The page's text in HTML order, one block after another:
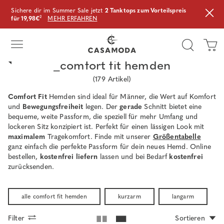
Sichere dir im Summer Sale jetzt 2 Tanktops zum Vorteilspreis
für 19,98€² MEHR ERFAHREN
_comfort fit hemden
(179 Artikel)
Comfort FitHemden sind ideal für Männer, die Wert auf Komfort
und Bewegungsfreiheit legen. Dergerade Schnitt bietet eine
bequeme, weite Passform, die speziell für mehr Umfang und
lockeren Sitz konzipiert ist. Perfekt für einen lässigen Look mit
maximalem Tragekomfort. Finde mit unserer Größentabelle
ganz einfach die perfekte Passform für dein neues Hemd. Online
bestellen, kostenfrei liefern lassen und bei Bedarf kostenfrei
zurücksenden.
alle comfort fit hemden kurzarm langarm
Filter Sortieren